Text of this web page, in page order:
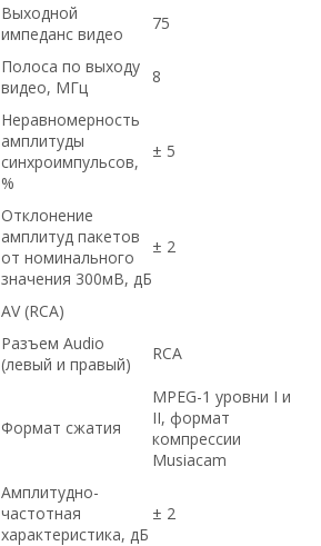
Выходной
импеданс видео
75
Полоса по выходу
видео, МГц
8
Неравномерность
амплитуды
синхроимпульсов,
%
± 5
Отклонение
амплитуд пакетов
от номинального
значения 300мВ, дБ
± 2
AV (RCA)
Разъем Audio
(левый и правый)
RCA
Формат сжатия
MPEG-1 уровни I и
II, формат
компрессии
Musiacam
Амплитудно-
частотная
характеристика, дБ
± 2